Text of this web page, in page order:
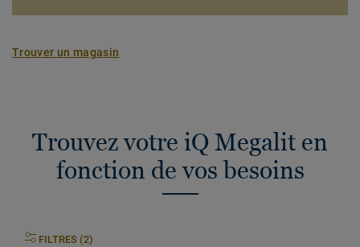
Trouver un magasin
Trouvez votre iQ Megalit en
fonction de vos besoins
FILTRES (2)